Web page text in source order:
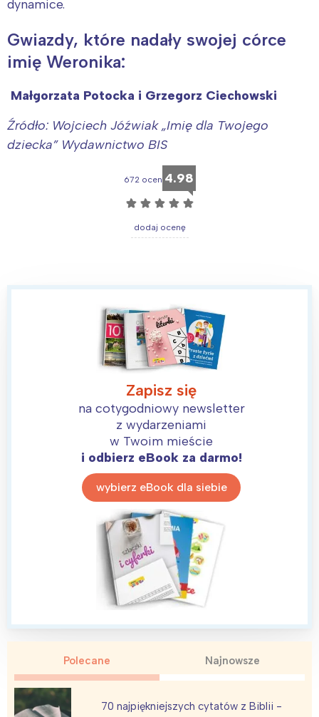
dynamice.
Gwiazdy, które nadały swojej córce
imię Weronika:
Małgorzata Potocka i Grzegorz Ciechowski
Źródło: Wojciech Jóźwiak „Imię dla Twojego
dziecka” Wydawnictwo BIS
672 ocen 4.98
☆ ☆ ☆ ☆ ☆
dodaj ocenę
Zapisz się
na cotygodniowy newsletter
z wydarzeniami
w Twoim mieście
i odbierz eBook za darmo!
wybierz eBook dla siebie
Polecane Najnowsze
70 najpiękniejszych cytatów z Biblii -
Interesują mnie wydarzenia z
Warszawa
Łódź
Śląsk
Południe
Północ
Wszystkie